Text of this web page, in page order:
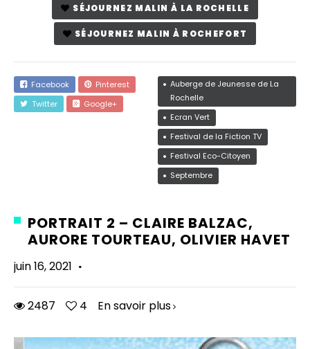
SÉJOURNEZ MALIN À LA ROCHELLE
SÉJOURNEZ MALIN À ROCHEFORT
Facebook
Pinterest
Twitter
Google+
Auberge de Jeunesse de La
Rochelle
Ecran Vert
Festival de la Fiction TV
Festival Eco-Citoyen
Septembre
PORTRAIT 2 – CLAIRE BALZAC,
AURORE TOURTEAU, OLIVIER HAVET
juin 16, 2021 ·
2487 4 En savoir plus